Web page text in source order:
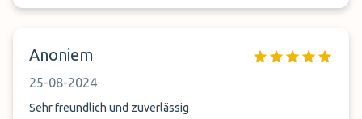
Anoniem
25-08-2024
Sehr freundlich und zuverlässig